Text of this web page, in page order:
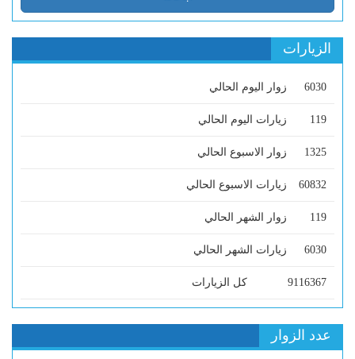
الزيارات
6030 زوار اليوم الحالي
119 زيارات اليوم الحالي
1325 زوار الاسبوع الحالي
60832 زيارات الاسبوع الحالي
119 زوار الشهر الحالي
6030 زيارات الشهر الحالي
9116367 كل الزيارات
عدد الزوار